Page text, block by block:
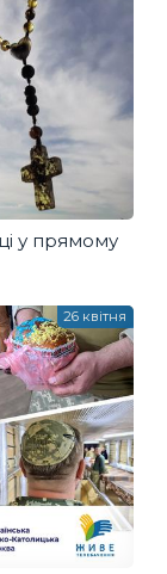
у прямому
26 квітня